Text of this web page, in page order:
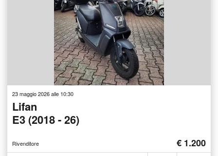
23 maggio 2026 alle 10:30
Lifan
E3 (2018 - 26)
Rivenditore € 1.200